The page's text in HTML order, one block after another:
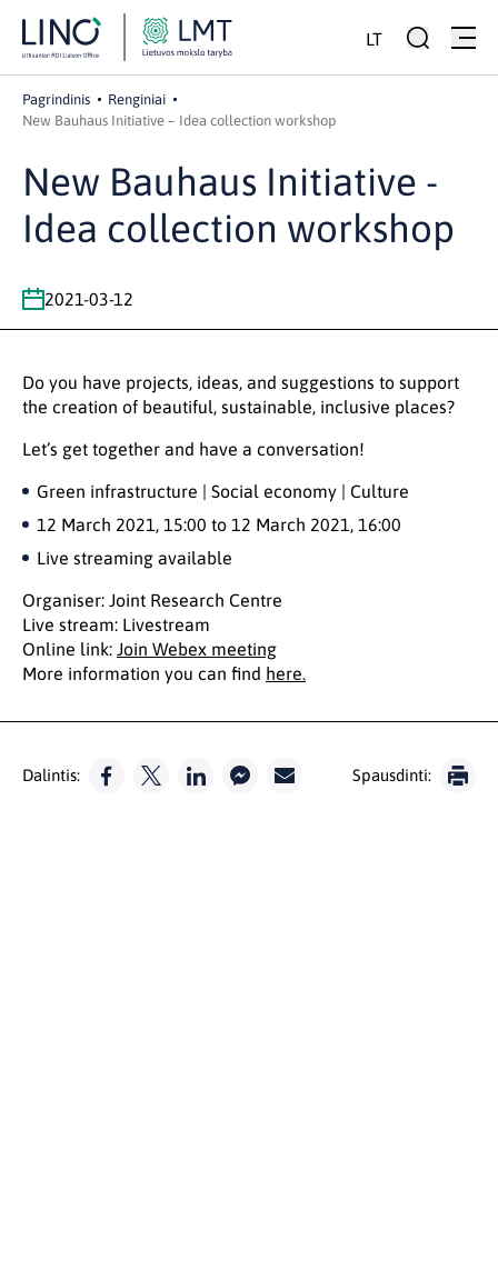
LT
Pagrindinis
Renginiai
New Bauhaus Initiative – Idea collection workshop
New Bauhaus Initiative -
Idea collection workshop
2021-03-12
Do you have projects, ideas, and suggestions to support
the creation of beautiful, sustainable, inclusive places?
Let’s get together and have a conversation!
Green infrastructure | Social economy | Culture
12 March 2021, 15:00 to 12 March 2021, 16:00
Live streaming available
Organiser: Joint Research Centre
Live stream: Livestream
Online link: Join Webex meeting
More information you can find here.
Dalintis: Spausdinti: